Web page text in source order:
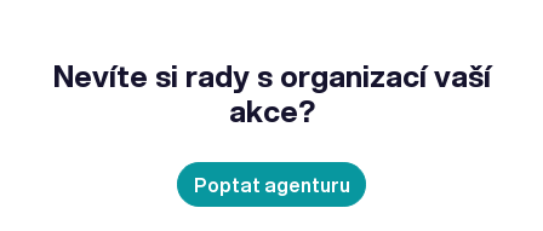
Nevíte si rady s organizací vaší
akce?
Poptat agenturu